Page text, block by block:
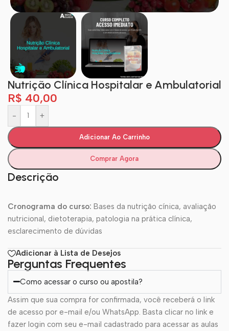
Nutrição Clínica Hospitalar e Ambulatorial
R$ 40,00
- +
Adicionar Ao Carrinho
Comprar Agora
Descrição
Cronograma do curso: Bases da nutrição cínica, avaliação
nutricional, dietoterapia, patologia na prática clínica,
esclarecimento de dúvidas
Adicionar à Lista de Desejos
Perguntas Frequentes
Como acessar o curso ou apostila?
Assim que sua compra for confirmada, você receberá o link
de acesso por e-mail e/ou WhatsApp. Basta clicar no link e
fazer login com seu e-mail cadastrado para acessar as aulas